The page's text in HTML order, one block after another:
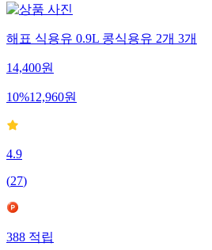
해표 식용유 0.9L 콩식용유 2개 3개
14,400원
10%12,960원
4.9
(27)
388적립